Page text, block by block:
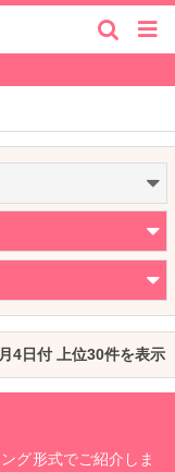
4日付 上位30件を表示
グ形式でご紹介しま